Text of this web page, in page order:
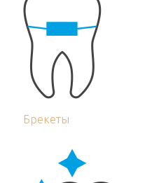
Брекеты